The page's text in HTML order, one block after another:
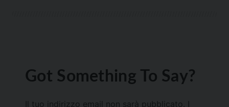
Got Something To Say?
Il tuo indirizzo email non sarà pubblicato.